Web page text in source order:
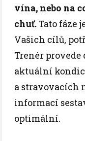
vína, nebo na
chuť. Tato fáze
Vašich cílů,
Trenér
aktuální
a stravovacích
informací
optimální.